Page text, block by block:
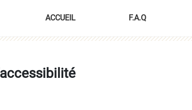
ACCUEIL F.A.Q